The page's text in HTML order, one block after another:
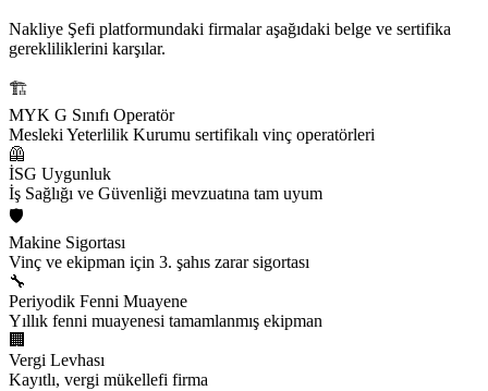
Nakliye Şefi platformundaki firmalar aşağıdaki belge ve sertifika
gerekliliklerini karşılar.
🏗️
MYK G Sınıfı Operatör
Mesleki Yeterlilik Kurumu sertifikalı vinç operatörleri
🦺
İSG Uygunluk
İş Sağlığı ve Güvenliği mevzuatına tam uyum
🛡️
Makine Sigortası
Vinç ve ekipman için 3. şahıs zarar sigortası
🔧
Periyodik Fenni Muayene
Yıllık fenni muayenesi tamamlanmış ekipman
🏢
Vergi Levhası
Kayıtlı, vergi mükellefi firma